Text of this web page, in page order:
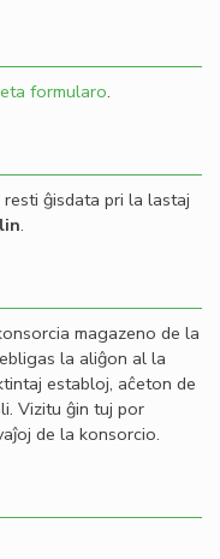
formularo.
ĝisdata pri la lastaj
.
magazeno de la
la aliĝon al la
establoj, aĉeton de
Vizitu ĝin tuj por
de la konsorcio.